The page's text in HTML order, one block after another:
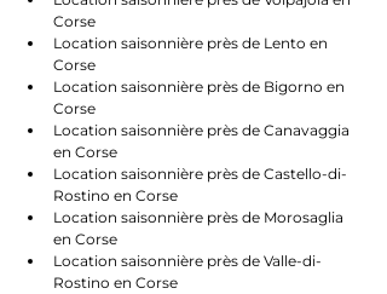
Corse
Location saisonnière près de Lento en
Corse
Location saisonnière près de Bigorno en
Corse
Location saisonnière près de Canavaggia
en Corse
Location saisonnière près de Castello-di-
Rostino en Corse
Location saisonnière près de Morosaglia
en Corse
Location saisonnière près de Valle-di-
Rostino en Corse